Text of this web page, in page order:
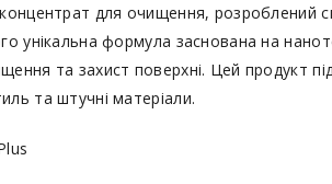
для очищення, розроблений
унікальна формула заснована на
та захист поверхні. Цей продукт
та штучні матеріали.